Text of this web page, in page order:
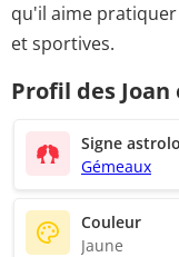
qu'il aime
et sportives.
Profil des
Signe
Gémeaux
Couleur
Jaune